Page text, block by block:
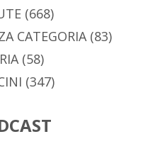
(668)
CATEGORIA(83)
(58)
(347)